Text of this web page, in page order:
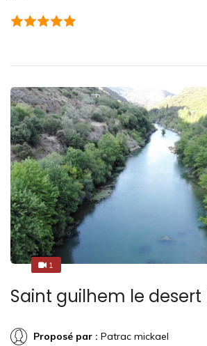
11
Saint guilhem le desert
Proposé par : Patrac mickael